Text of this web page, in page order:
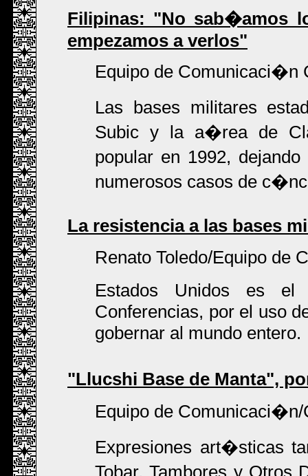
Filipinas: "No sab�amos
empezamos a verlos"
Equipo de Comunicaci�n
Las bases militares
Subic y la a�rea de
popular en 1992,
numerosos casos de
La resistencia a las bases
Renato Toledo/Equipo de
Estados Unidos es
Conferencias, por el uso
gobernar al mundo entero.
"Llucshi Base de Manta",
Equipo de
Expresiones art�sticas
Tobar, Tambores y Otros